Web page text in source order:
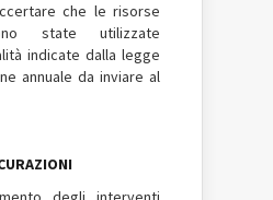
che le risorse
state utilizzate
indicate dalla legge
annuale da inviare al